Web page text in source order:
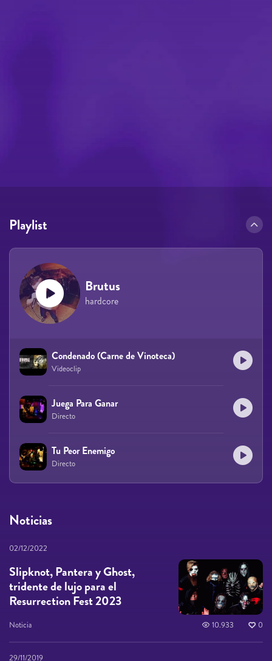
Noticias
02/12/2022
Slipknot, Pantera y Ghost,
tridente de lujo para el
Resurrection Fest 2023
Noticia 10.933 0
29/11/2019
Playlist
Brutus
hardcore
Condenado (Carne de Vinoteca)
Videoclip
Juega Para Ganar
Directo
Tu Peor Enemigo
Directo